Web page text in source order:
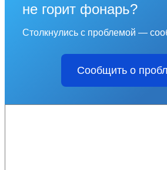
не горит фонарь?
Столкнулись с проблемой —
Сообщить о